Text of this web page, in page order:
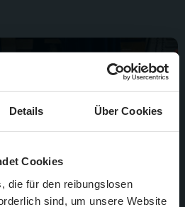
Details Über Cookies
Cookies
die für den reibungslosen
sind, um unsere Website